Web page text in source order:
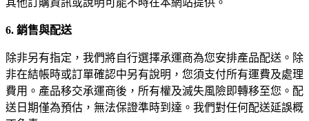
其他訂購資訊或說明可能不時在本網站提供。
6. 銷售與配送
除非另有指定，我們將自行選擇承運商為您安排產品配送。除
非在結帳時或訂單確認中另有說明，您須支付所有運費及處理
費用。產品移交承運商後，所有權及滅失風險即轉移至您。配
送日期僅為預估，無法保證準時到達。我們對任何配送延誤概